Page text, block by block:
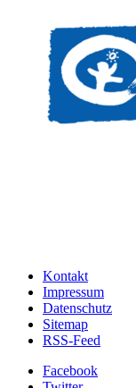
Kontakt
Impressum
Datenschutz
Sitemap
RSS-Feed
Facebook